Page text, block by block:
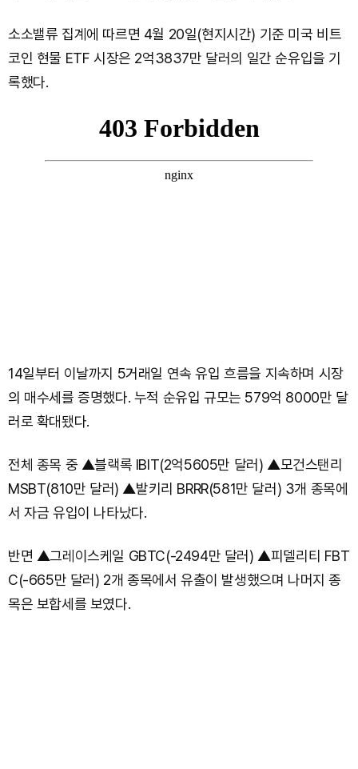
소소밸류 집계에 따르면 4월 20일(현지시간) 기준 미국 비트
코인 현물 ETF 시장은 2억3837만 달러의 일간 순유입을 기
록했다.
14일부터 이날까지 5거래일 연속 유입 흐름을 지속하며 시장
의 매수세를 증명했다. 누적 순유입 규모는 579억 8000만 달
러로 확대됐다.
전체 종목 중 ▲블랙록 IBIT(2억5605만 달러) ▲모건스탠리
MSBT(810만 달러) ▲발키리 BRRR(581만 달러) 3개 종목에
서 자금 유입이 나타났다.
반면 ▲그레이스케일 GBTC(-2494만 달러) ▲피델리티 FBT
C(-665만 달러) 2개 종목에서 유출이 발생했으며 나머지 종
목은 보합세를 보였다.